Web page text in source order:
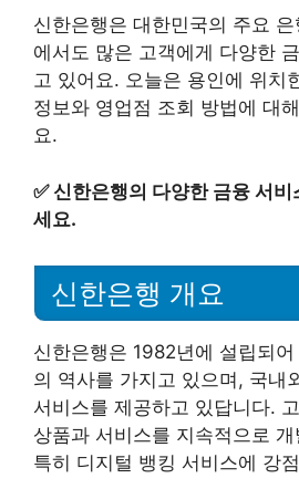
신한은행은 대한민국의 주요
에서도 많은 고객에게 다양한
고 있어요. 오늘은 용인에 위치
정보와 영업점 조회 방법에 대
요.
✅신한은행의 다양한 금융 서비
세요.
신한은행 개요
신한은행은 1982년에 설립되
의 역사를 가지고 있으며, 국내
서비스를 제공하고 있답니다.
상품과 서비스를 지속적으로
특히 디지털 뱅킹 서비스에 강